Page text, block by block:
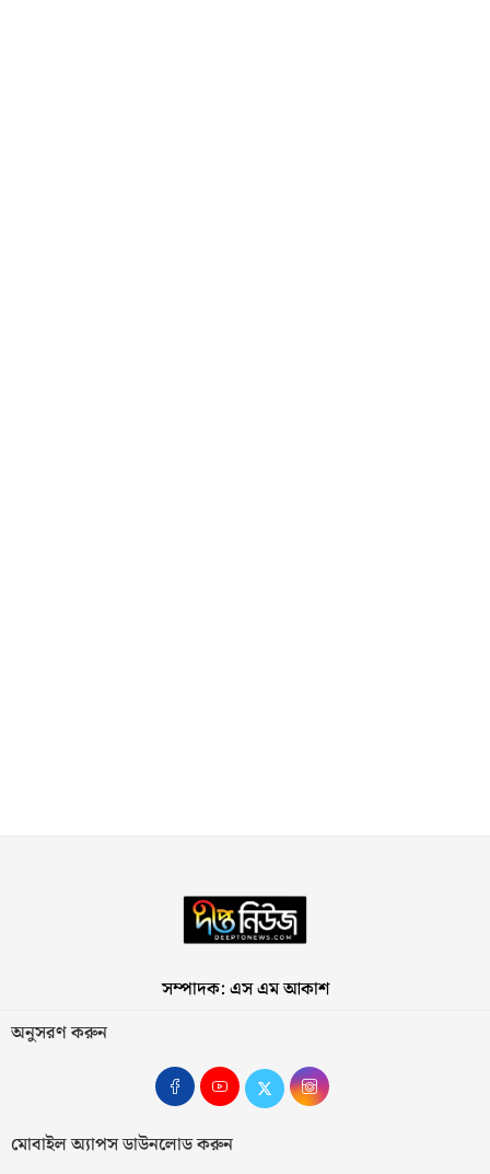
সম্পাদক: এস এম আকাশ
অনুসরণ করুন
মোবাইল অ্যাপস ডাউনলোড করুন